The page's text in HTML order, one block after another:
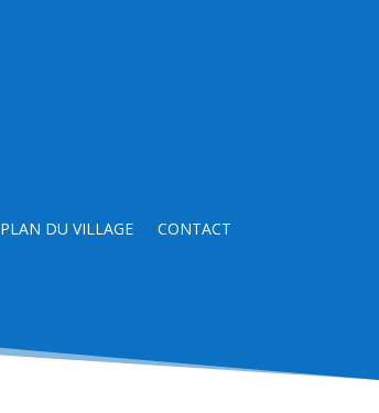
PLAN DU VILLAGE CONTACT